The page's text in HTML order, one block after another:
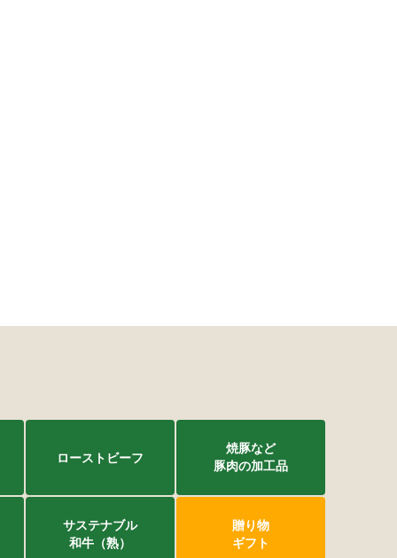
ローストビーフ
焼豚など
豚肉の加工品
サステナブル
和牛（熟）
贈り物
ギフト